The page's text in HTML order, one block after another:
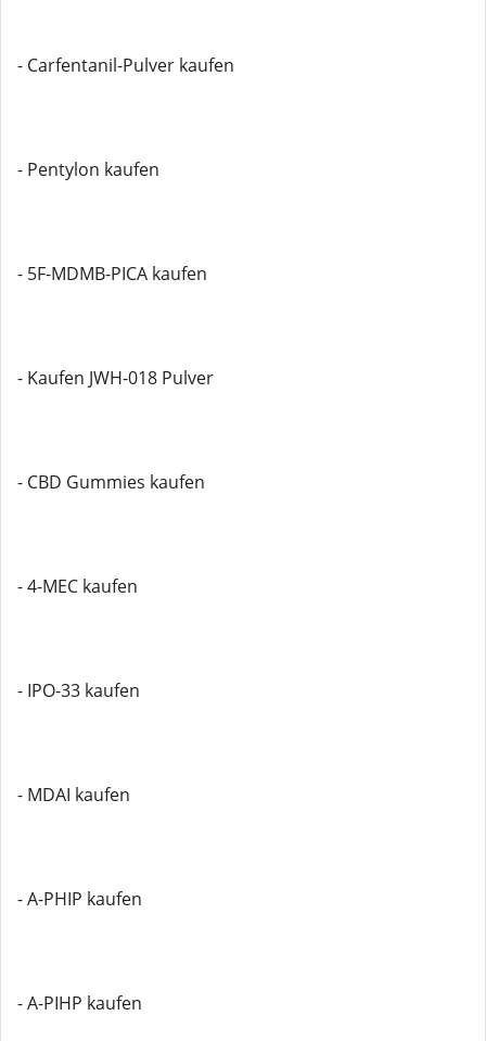
- Carfentanil-Pulver kaufen
- Pentylon kaufen
- 5F-MDMB-PICA kaufen
- Kaufen JWH-018 Pulver
- CBD Gummies kaufen
- 4-MEC kaufen
- IPO-33 kaufen
- MDAI kaufen
- A-PHIP kaufen
- A-PIHP kaufen